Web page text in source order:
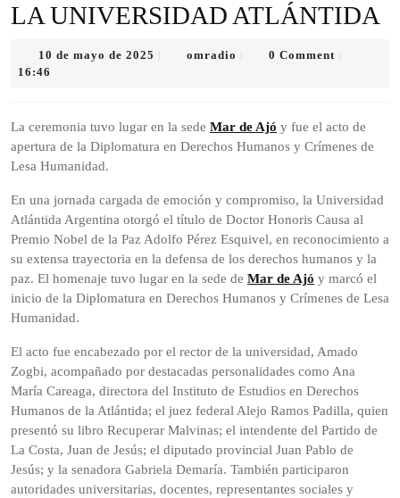
LA UNIVERSIDAD ATLÁNTIDA
10 de mayo de 2025
2025
omradio omradio0 Comment
16:46
La ceremonia tuvo lugar en la sede Mar de Ajó y fue el acto de
apertura de la Diplomatura en Derechos Humanos y Crímenes de
Lesa Humanidad.
En una jornada cargada de emoción y compromiso, la Universidad
Atlántida Argentina otorgó el título de Doctor Honoris Causa al
Premio Nobel de la Paz Adolfo Pérez Esquivel, en reconocimiento a
su extensa trayectoria en la defensa de los derechos humanos y la
paz. El homenaje tuvo lugar en la sede de Mar de Ajó y marcó el
inicio de la Diplomatura en Derechos Humanos y Crímenes de Lesa
Humanidad.
El acto fue encabezado por el rector de la universidad, Amado
Zogbi, acompañado por destacadas personalidades como Ana
María Careaga, directora del Instituto de Estudios en Derechos
Humanos de la Atlántida; el juez federal Alejo Ramos Padilla, quien
presentó su libro Recuperar Malvinas; el intendente del Partido de
La Costa, Juan de Jesús; el diputado provincial Juan Pablo de
Jesús; y la senadora Gabriela Demaría. También participaron
autoridades universitarias, docentes, representantes sociales y